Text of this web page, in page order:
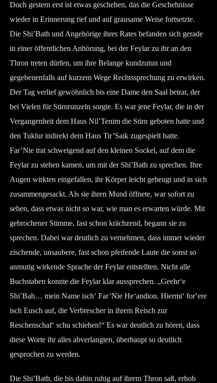
Doch gestern erst ist etwas geschehen, das die Geschehnisse
wieder in Erinnerung rief und auf grausame Weise fortsetzte.
Die Shi’Bath und Angehörige ihres Rates befanden sich gerade
in einer öffentlichen Anhörung, bei der Feylar zu ihr an den
Thron treten dürfen, um ihre Belange kundzutun und
gegebenenfalls auf kurzem Wege Rechtssprechung zu erwirken.
Der Tag verlief gewöhnlich bis eine Dame den Saal betrat, der
bei Vielen für Stirnrunzeln sorgte. Es war jene Feylar, die in der
Vergangenheit dem Haus Nil’Tenim die Stirn geboten hatte und
den Tuklur indirekt dem Haus Tir’Saik zugespielt hatte.
Far’Nie trat schweigend auf den kleinen Sockel, auf dem die
Feylar zu stehen kamen, um mit der Shi’Bath zu sprechen. Ihre
Augen wirkten eingefallen, ihr Körper leicht gebeugt und in sich
zusammengesackt. Als sie ihren Mund öffnete, war sofort zu
sehen, dass etwas nicht so war, wie man es erwarten würde. Mit
gebrochener Stimme, fast schon krächzend, begann sie zu
sprechen. Dabei war deutlich zu vernehmen, dass immer wieder
zischende, unsaubere, fast schon pfeifende Laute die sonst so
anmutig wirkende Sprache der Feylar entstellten. Nicht alle
Buchstaben konnte die Feylar klar aussprechen. „Geehr‘e
Shi’Bah… mein Name isch‘ Far’Nie He‘andion. Hiermi‘ for‘ere
isch Eusch auf, die Verbrescher in ihrem Reisch zur
Reschenschaf‘ schu schiehen!“ Es war deutlich zu hören, dass
diese Worte ihr alles abverlangten, überhaupt so deutlich
gesprochen zu werden.
Die Shi’Bath, die bis dahin ruhig auf ihrem Thron saß, erhob